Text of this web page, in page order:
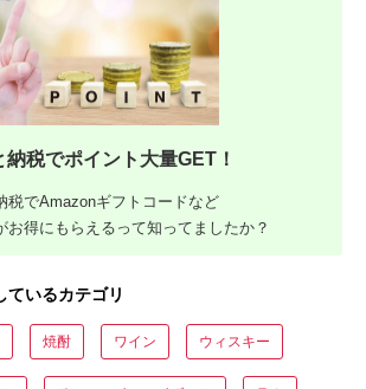
納税でポイント大量GET！
税でAmazonギフトコードなど
お得にもらえるって知ってましたか？
ているカテゴリ
焼酎 ワイン ウィスキー